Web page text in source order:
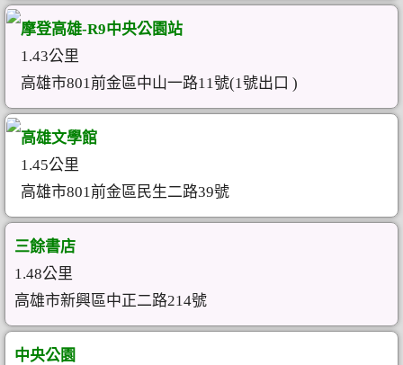
摩登高雄-R9中央公園站
1.43公里
高雄市801前金區中山一路11號(1號出口 )
高雄文學館
1.45公里
高雄市801前金區民生二路39號
三餘書店
1.48公里
高雄市新興區中正二路214號
中央公園